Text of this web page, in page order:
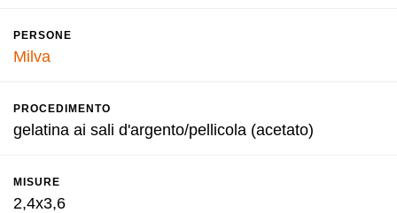
PERSONE
Milva
PROCEDIMENTO
gelatina ai sali d'argento/pellicola (acetato)
MISURE
2,4x3,6